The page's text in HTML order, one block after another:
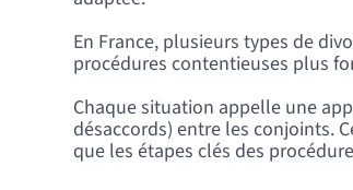
En France, plusieurs types de
procédures contentieuses plus
Chaque situation appelle une
désaccords) entre les conjoints.
que les étapes clés des